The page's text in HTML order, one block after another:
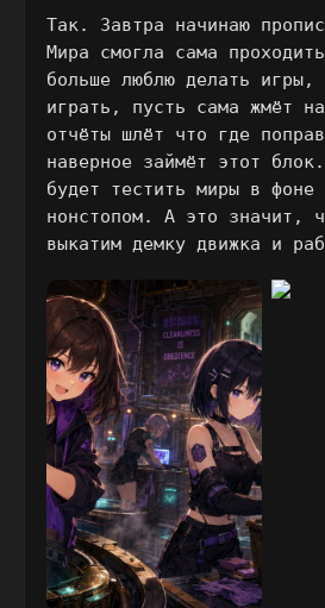
Так. Завтра начинаю
Мира смогла сама
больше люблю делать
играть, пусть сама жмёт
отчёты шлёт что где
наверное займёт этот
будет тестить миры в фоне
нонстопом. А это значит,
выкатим демку движка и